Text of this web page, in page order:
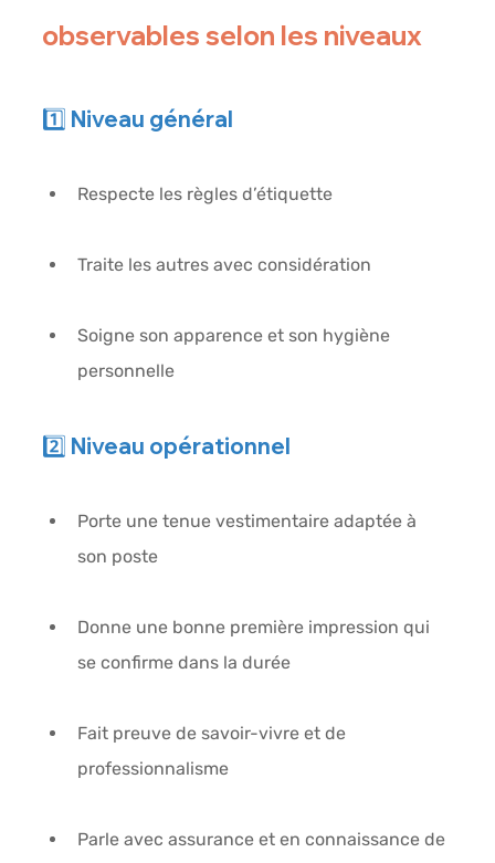
observables selon les niveaux
1️⃣ Niveau général
Respecte les règles d’étiquette
Traite les autres avec considération
Soigne son apparence et son hygiène
personnelle
2️⃣ Niveau opérationnel
Porte une tenue vestimentaire adaptée à
son poste
Donne une bonne première impression qui
se confirme dans la durée
Fait preuve de savoir-vivre et de
professionnalisme
Parle avec assurance et en connaissance de